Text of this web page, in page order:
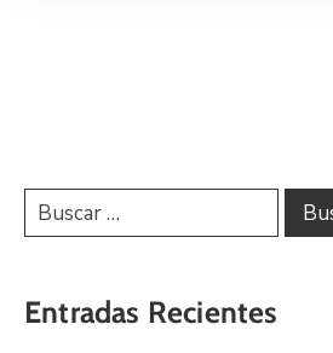
Entradas Recientes